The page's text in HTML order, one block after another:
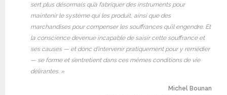
sert plus désormais qu’à fabriquer des instruments pour
maintenir le système qui les produit, ainsi que des
marchandises pour compenser les souffrances qu’il engendre. Et
la conscience devenue incapable de saisir cette souffrance et
ses causes — et donc d’intervenir pratiquement pour y remédier
— se forme et s’entretient dans ces mêmes conditions de vie
délirantes. »
Michel Bounan